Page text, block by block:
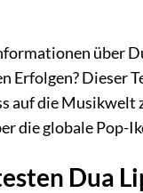
über
Erfolgen? Dieser
auf die
die globale Pop-
Dua